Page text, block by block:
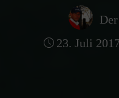
23. Juli